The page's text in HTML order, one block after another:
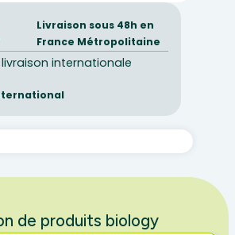
Livraison sous 48h en
France Métropolitaine
de produits biology